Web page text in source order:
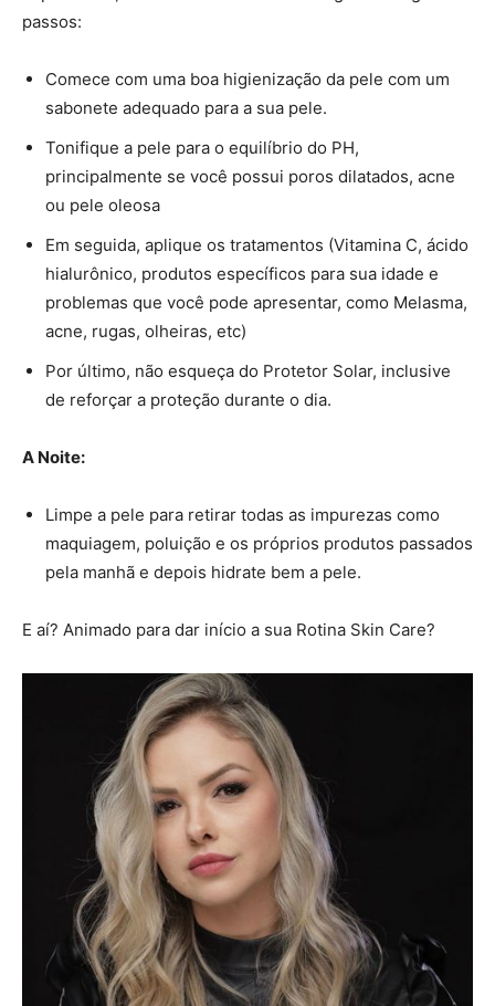
passos:
Comece com uma boa higienização da pele com um
sabonete adequado para a sua pele.
Tonifique a pele para o equilíbrio do PH,
principalmente se você possui poros dilatados, acne
ou pele oleosa
Em seguida, aplique os tratamentos (Vitamina C, ácido
hialurônico, produtos específicos para sua idade e
problemas que você pode apresentar, como Melasma,
acne, rugas, olheiras, etc)
Por último, não esqueça do Protetor Solar, inclusive
de reforçar a proteção durante o dia.
A Noite:
Limpe a pele para retirar todas as impurezas como
maquiagem, poluição e os próprios produtos passados
pela manhã e depois hidrate bem a pele.
E aí? Animado para dar início a sua Rotina Skin Care?